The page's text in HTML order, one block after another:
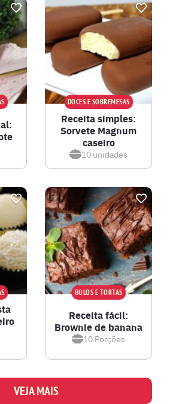
DOCES E SOBREMESAS
Receita simples:
Sorvete Magnum
caseiro
10 unidades
BOLOS E TORTAS
Receita fácil:
Brownie de banana
10 Porções
VEJA MAIS